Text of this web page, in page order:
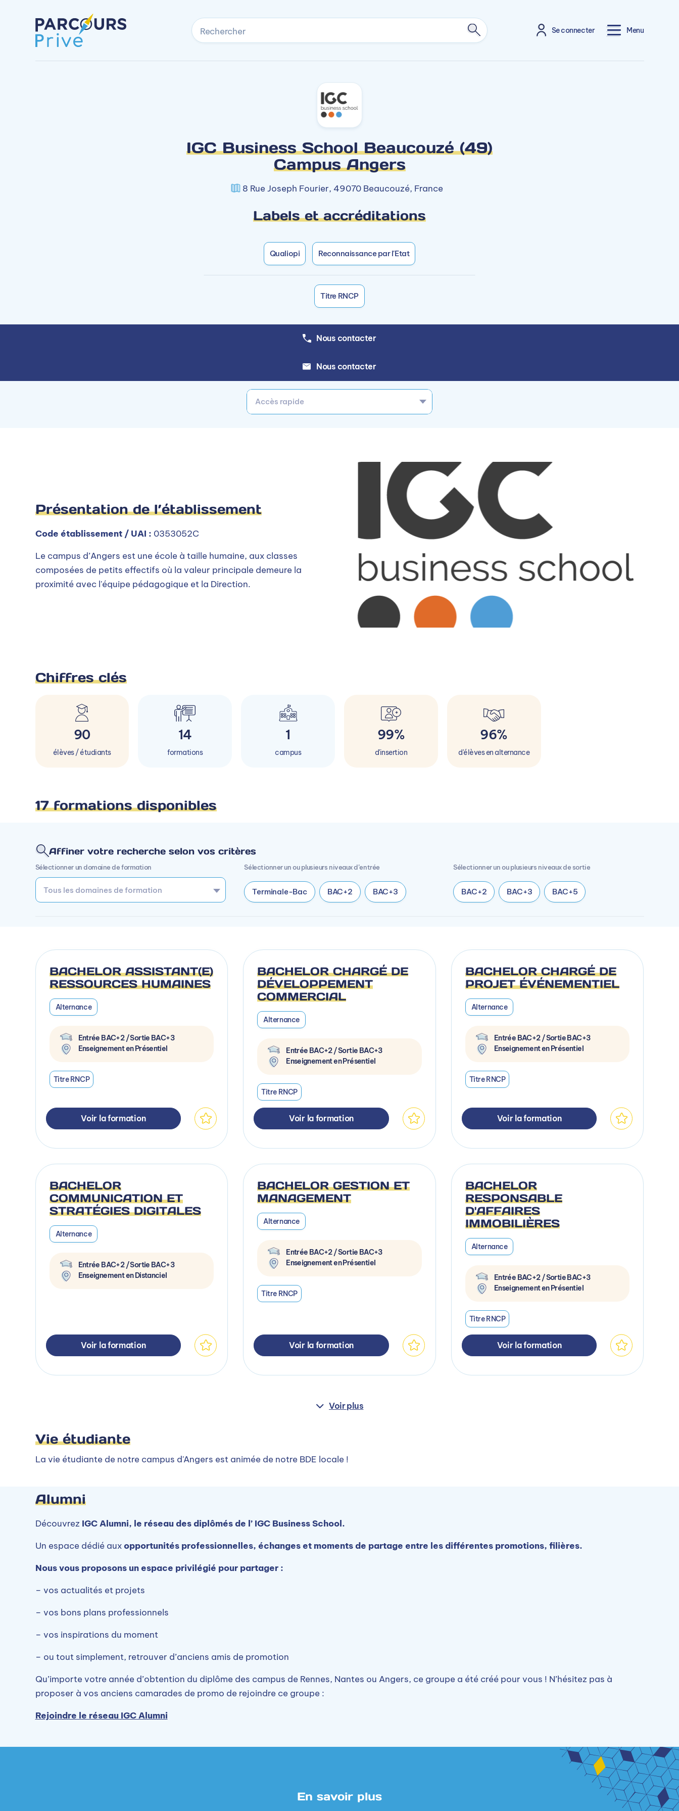
Rechercher Se connecter Menu
IGC Business School Beaucouzé (49)
Campus Angers
8 Rue Joseph Fourier, 49070 Beaucouzé, France
Labels et accréditations
Qualiopi Reconnaissance par l'Etat
Titre RNCP
Nous contacter
Nous contacter
Accès rapide
Présentation de l’établissement
Code établissement / UAI : 0353052C
Le campus d’Angers est une école à taille humaine, aux classes
composées de petits effectifs où la valeur principale demeure la
proximité avec l'équipe pédagogique et la Direction.
Chiffres clés
90
élèves / étudiants
14
formations
1
campus
99%
d'insertion
96%
d'élèves en alternance
17 formations disponibles
Affiner votre recherche selon vos critères
Sélectionner un domaine de formation Sélectionner un ou plusieurs niveaux d’entrée
Terminale-Bac BAC+2 BAC+3
Sélectionner un ou plusieurs niveaux de sortie
BAC+2 BAC+3 BAC+5
BACHELOR ASSISTANT(E)
RESSOURCES HUMAINES
Alternance
Entrée BAC+2 / Sortie BAC+3
Enseignement en Présentiel
Titre RNCP
Voir la formation
BACHELOR CHARGÉ DE
DÉVELOPPEMENT
COMMERCIAL
Alternance
Entrée BAC+2 / Sortie BAC+3
Enseignement en Présentiel
Titre RNCP
Voir la formation
BACHELOR CHARGÉ DE
PROJET ÉVÉNEMENTIEL
Alternance
Entrée BAC+2 / Sortie BAC+3
Enseignement en Présentiel
Titre RNCP
Voir la formation
BACHELOR
COMMUNICATION ET
STRATÉGIES DIGITALES
Alternance
Entrée BAC+2 / Sortie BAC+3
Enseignement en Distanciel
Voir la formation
BACHELOR GESTION ET
MANAGEMENT
Alternance
Entrée BAC+2 / Sortie BAC+3
Enseignement en Présentiel
Titre RNCP
Voir la formation
BACHELOR
RESPONSABLE
D'AFFAIRES
IMMOBILIÈRES
Alternance
Entrée BAC+2 / Sortie BAC+3
Enseignement en Présentiel
Titre RNCP
Voir la formation
Voir plus
Vie étudiante
La vie étudiante de notre campus d'Angers est animée de notre BDE locale !
Alumni
Découvrez IGC Alumni, le réseau des diplômés de l’ IGC Business School.
Un espace dédié auxopportunités professionnelles, échanges et moments de partage entre les différentes promotions, filières.
Nous vous proposons un espace privilégié pour partager :
– vos actualités et projets
– vos bons plans professionnels
– vos inspirations du moment
– ou tout simplement, retrouver d’anciens amis de promotion
Qu’importe votre année d’obtention du diplôme des campus de Rennes, Nantes ou Angers, ce groupe a été créé pour vous ! N’hésitez pas à
proposer à vos anciens camarades de promo de rejoindre ce groupe :
Rejoindre le réseau IGC Alumni
En savoir plus